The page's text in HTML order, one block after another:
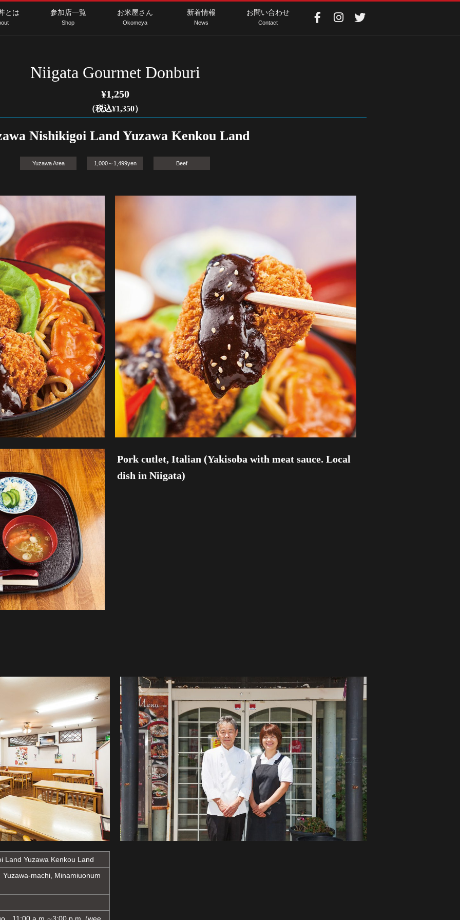
とは 参加店一覧
Shop
お米屋さん
Okomeya
新着情報
News
お問い合わせ
Contact
Niigata Gourmet Donburi
¥1,250
（税込¥1,350）
Nishikigoi Land Yuzawa Kenkou Land
Yuzawa Area 1,000～1,499yen Beef
Pork cutlet, Italian (Yakisoba with meat sauce. Local
dish in Niigata)
Land Yuzawa Kenkou Land
machi, Minamiuonum